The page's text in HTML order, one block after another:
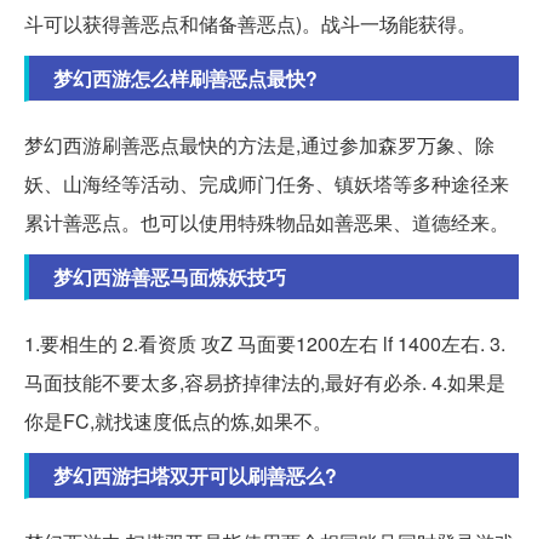
斗可以获得善恶点和储备善恶点)。战斗一场能获得。
梦幻西游怎么样刷善恶点最快?
梦幻西游刷善恶点最快的方法是,通过参加森罗万象、除
妖、山海经等活动、完成师门任务、镇妖塔等多种途径来
累计善恶点。也可以使用特殊物品如善恶果、道德经来。
梦幻西游善恶马面炼妖技巧
1.要相生的 2.看资质 攻Z 马面要1200左右 lf 1400左右. 3.
马面技能不要太多,容易挤掉律法的,最好有必杀. 4.如果是
你是FC,就找速度低点的炼,如果不。
梦幻西游扫塔双开可以刷善恶么?